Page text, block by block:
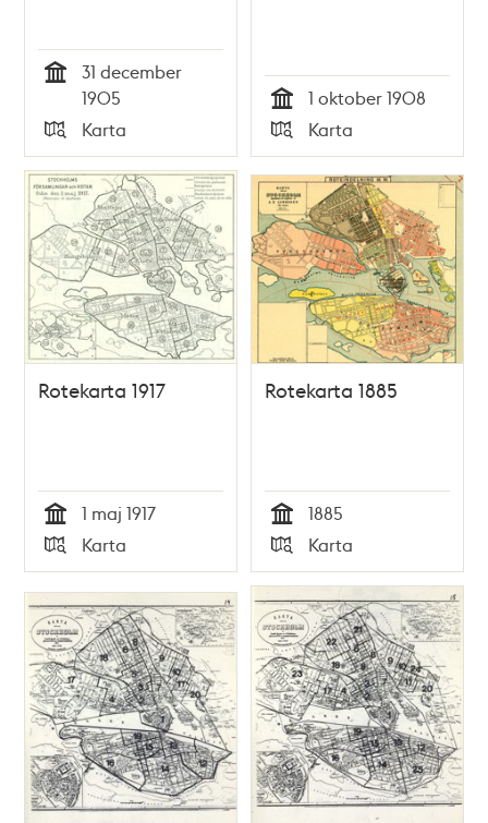
31 december
1905
Typ
Karta Tid
1 oktober 1908
Typ
Karta
Rotekarta 1917
Tid
1 maj 1917
Typ
Karta
Rotekarta 1885
Tid
1885
Typ
Karta